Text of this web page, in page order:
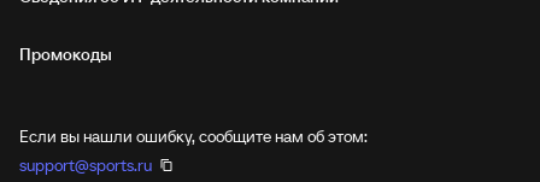
Промокоды
Если вы нашли ошибку, сообщите нам об этом:
support@sports.ru